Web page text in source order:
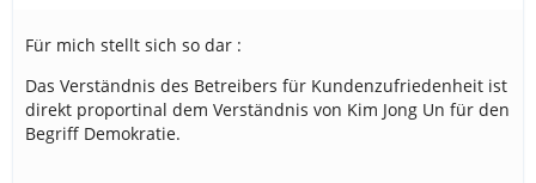
Für mich stellt sich so dar :
Das Verständnis des Betreibers für Kundenzufriedenheit ist
direkt proportinal dem Verständnis von Kim Jong Un für den
Begriff Demokratie.